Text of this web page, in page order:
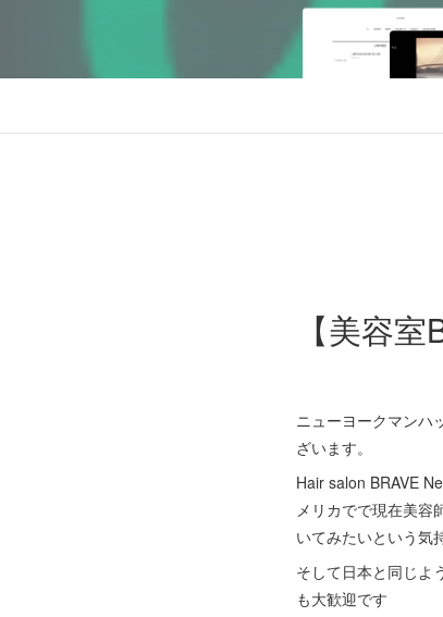
【美容
ニューヨークマンハ
ざいます。
Hair salon BRAVE
メリカでで現在美容
いてみたいという気
そして日本と同じよ
も大歓迎です